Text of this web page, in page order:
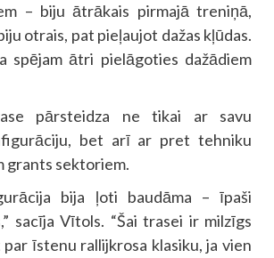
– biju ātrākais pirmajā treniņā,
otrais, pat pieļaujot dažas kļūdas.
spējam ātri pielāgoties dažādiem
pārsteidza ne tikai ar savu
bet arī ar pret tehniku
grants sektoriem.
bija ļoti baudāma – īpaši
sacīja Vītols. “Šai trasei ir milzīgs
īstenu rallijkrosa klasiku, ja vien